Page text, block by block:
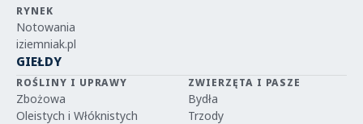
RYNEK
Notowania
iziemniak.pl
GIEŁDY
ROŚLINY I UPRAWY
Zbożowa
Oleistych i Włóknistych
ZWIERZĘTA I PASZE
Bydła
Trzody